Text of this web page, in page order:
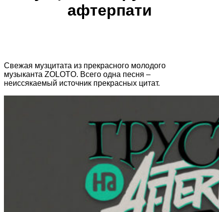
афтерпати
Свежая музцитата из прекрасного молодого
музыканта ZOLOTO. Всего одна песня –
неиссякаемый источник прекрасных цитат.